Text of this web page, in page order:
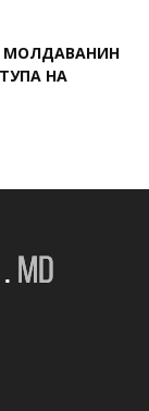
МОЛДАВАНИН
НА